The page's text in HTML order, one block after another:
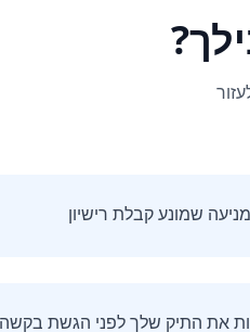
שמונע קבלת רישיון
את התיק שלך לפני הגשת בקשה